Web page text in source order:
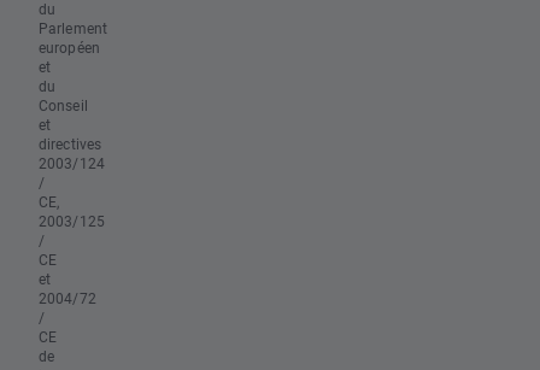
du
Parlement
européen
et
du
Conseil
et
directives
2003/124
/
CE,
2003/125
/
CE
et
2004/72
/
CE
de